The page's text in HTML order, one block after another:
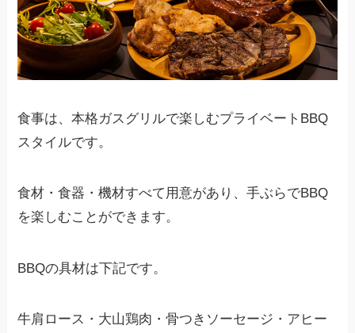
食事は、本格ガスグリルで楽しむプライベートBBQ
スタイルです。
食材・食器・機材すべて用意があり、手ぶらでBBQ
を楽しむことができます。
BBQの具材は下記です。
牛肩ロース・大山鶏肉・骨つきソーセージ・アヒー